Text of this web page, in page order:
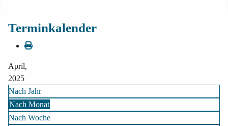
Terminkalender
April,
2025
Nach Jahr
Nach Monat
Nach Woche